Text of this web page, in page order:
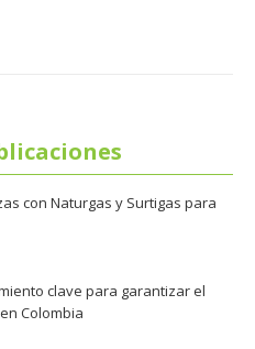
con Naturgas y Surtigas para
clave para garantizar el
Colombia